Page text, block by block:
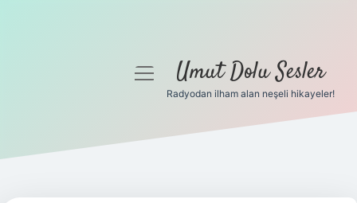
Gizlilik Politikası
Yasal Uyarı
menüyüUmut Dolu Sesler
Radyodan ilham alan neşeli hikayeler!